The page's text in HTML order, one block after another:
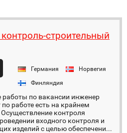
строительный
Германия
Норвегия
Финляндия
работы по вакансии инженер
работе есть на крайнем
контроля
входного контроля и
изделий с целью обеспечени...